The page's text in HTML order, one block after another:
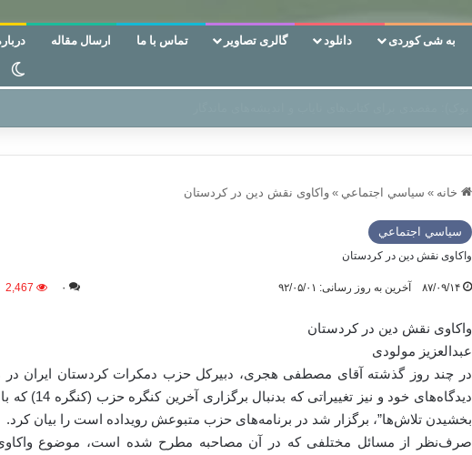
به شی کوردی دانلود گالری تصاویر تماس با ما ارسال مقاله
خانه » سياسي اجتماعي » واکاوی نقش دین در کردستان
سياسي اجتماعي
واکاوی نقش دین در کردستان
۸۷/۰۹/۱۴ آخرین به روز رسانی: ۹۲/۰۵/۰۱ ۰ 2,467
واکاوی نقش دین در کردستان
عبدالعزیز مولودی
در چند روز گذشته آقای مصطفی هجری، دبیرکل حزب دمکرات کردستان ایران در
دیدگاه‌های خود و
بخشیدن تلاش‌ها”، برگزار شد در برنامه‌های حزب متبوعش رویداده است را بیان کرد.
صرف‌نظر از مسائل مختلفی که در آن مصاحبه مطرح شده است، موضوع